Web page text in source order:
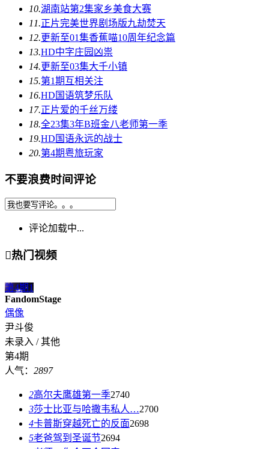
10.湖南站第2集家乡美食大赛
11.正片​完美世界剧场版九劫焚天​
12.更新至01集香蕉喵10周年纪念篇
13.HD中字庄园凶祟
14.更新至03集大千小镇
15.第1期互相关注
16.HD国语筑梦乐队
17.正片爱的千丝万缕
18.全23集3年B班金八老师第一季
19.HD国语永远的战士
20.第4期粤旅玩家
不要浪费时间评论
评论加载中...
热门视频
第4期1
FandomStage
偶像
尹斗俊
未录入 / 其他
第4期
人气： 2897
2高尔夫鹰雄第一季2740
3莎士比亚与哈撒韦私人…2700
4卡普斯穿越死亡的反面2698
5老爸驾到圣诞节2694